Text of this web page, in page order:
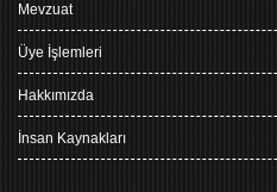
Mevzuat
Üye İşlemleri
Hakkımızda
İnsan Kaynakları